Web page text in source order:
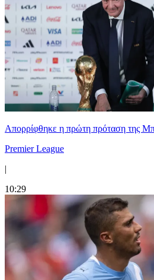
Απορρίφθηκε η πρώτη πρόταση της
Premier League
|
10:29